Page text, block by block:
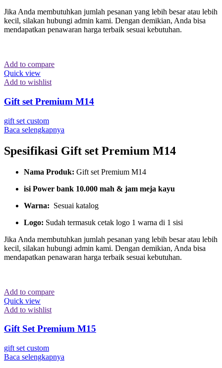
Jika Anda membutuhkan jumlah pesanan yang lebih besar atau lebih
kecil, silakan hubungi admin kami. Dengan demikian, Anda bisa
mendapatkan penawaran harga terbaik sesuai kebutuhan.
Add to compare
Quick view
Add to wishlist
Gift set Premium M14
gift set custom
Baca selengkapnya
Spesifikasi Gift set Premium M14
Nama Produk: Gift set Premium M14
isi Power bank 10.000 mah & jam meja kayu
Warna: Sesuai katalog
Logo: Sudah termasuk cetak logo 1 warna di 1 sisi
Jika Anda membutuhkan jumlah pesanan yang lebih besar atau lebih
kecil, silakan hubungi admin kami. Dengan demikian, Anda bisa
mendapatkan penawaran harga terbaik sesuai kebutuhan.
Add to compare
Quick view
Add to wishlist
Gift Set Premium M15
gift set custom
Baca selengkapnya